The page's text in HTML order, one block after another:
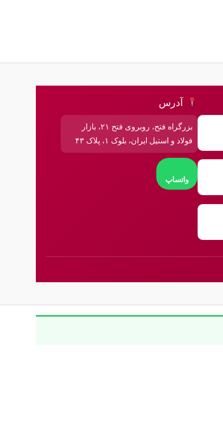
آدرس
بزرگراه فتح، روبروی فتح ۲۱، بازار
فولاد و استیل ایران، بلوک ۱، پلاک ۴۳
واتساپ